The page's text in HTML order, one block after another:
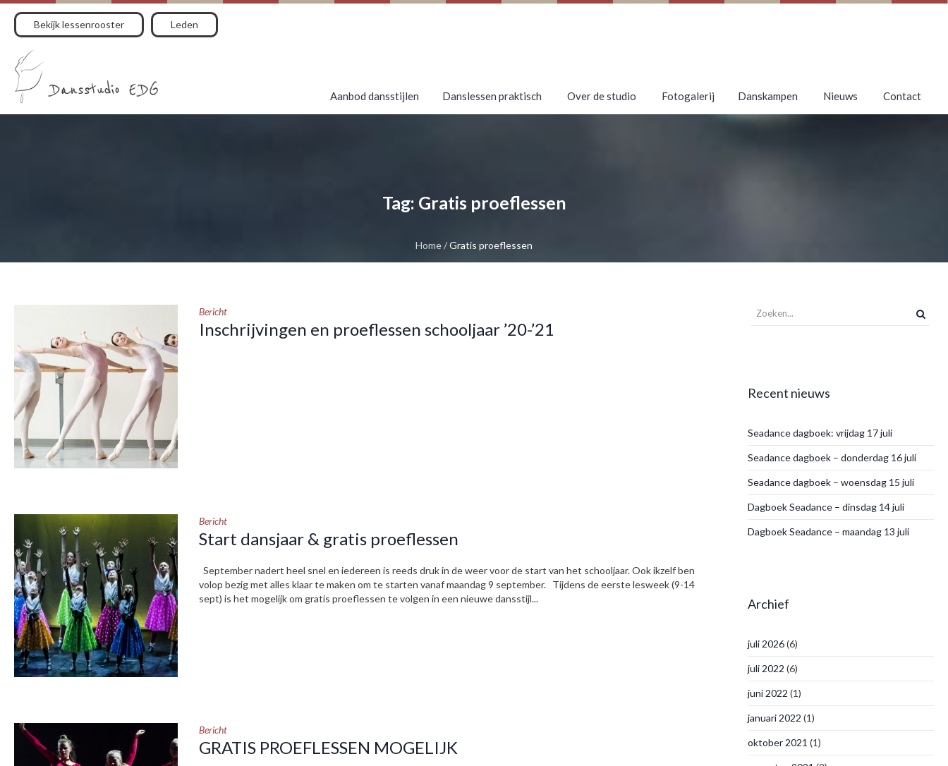
Bekijk lessenrooster Leden
Aanbod dansstijlen Danslessen praktisch Over de studio Fotogalerij Danskampen Nieuws Contact
Tag: Gratis proeflessen
Home/Gratis proeflessen
Bericht
Inschrijvingen en proeflessen schooljaar ’20-’21
Bericht
Start dansjaar & gratis proeflessen
September nadert heel snel en iedereen is reeds druk in de weer voor de start van het schooljaar. Ook ikzelf ben
volop bezig met alles klaar te maken om te starten vanaf maandag 9 september. Tijdens de eerste lesweek (9-14
sept) is het mogelijk om gratis proeflessen te volgen in een nieuwe dansstijl...
Bericht
GRATIS PROEFLESSEN MOGELIJK
Recent nieuws
Seadance dagboek: vrijdag 17 juli
Seadance dagboek – donderdag 16 juli
Seadance dagboek – woensdag 15 juli
Dagboek Seadance – dinsdag 14 juli
Dagboek Seadance – maandag 13 juli
Archief
juli 2026(6)
juli 2022 (6)
juni 2022 (1)
januari 2022 (1)
oktober 2021 (1)